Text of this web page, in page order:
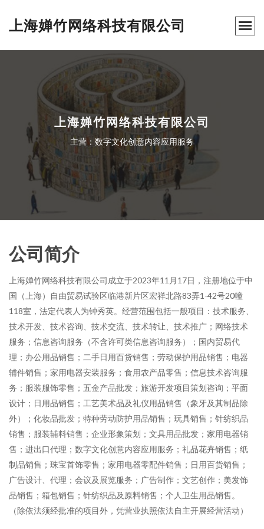
上海婵竹网络科技有限公司
上海婵竹网络科技有限公司
主营：数字文化创意内容应用服务
公司简介
上海婵竹网络科技有限公司成立于2023年11月17日，注册地位于中
国（上海）自由贸易试验区临港新片区宏祥北路83弄1-42号20幢
118室，法定代表人为钟秀英。经营范围包括一般项目：技术服务、
技术开发、技术咨询、技术交流、技术转让、技术推广；网络技术
服务；信息咨询服务（不含许可类信息咨询服务）；国内贸易代
理；办公用品销售；二手日用百货销售；劳动保护用品销售；电器
辅件销售；家用电器安装服务；食用农产品零售；信息技术咨询服
务；服装服饰零售；五金产品批发；旅游开发项目策划咨询；平面
设计；日用品销售；工艺美术品及礼仪用品销售（象牙及其制品除
外）；化妆品批发；特种劳动防护用品销售；玩具销售；针纺织品
销售；服装辅料销售；企业形象策划；文具用品批发；家用电器销
售；进出口代理；数字文化创意内容应用服务；礼品花卉销售；纸
制品销售；珠宝首饰零售；家用电器零配件销售；日用百货销售；
广告设计、代理；会议及展览服务；广告制作；文艺创作；美发饰
品销售；箱包销售；针纺织品及原料销售；个人卫生用品销售。
（除依法须经批准的项目外，凭营业执照依法自主开展经营活动）